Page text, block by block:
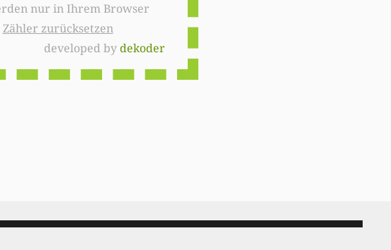
Zähler zurücksetzen
developed bydekoder